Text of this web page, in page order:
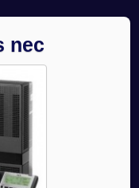
nec